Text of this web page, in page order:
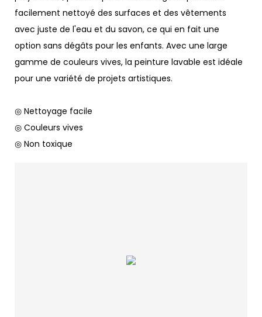
facilement nettoyé des surfaces et des vêtements
avec juste de l'eau et du savon, ce qui en fait une
option sans dégâts pour les enfants. Avec une large
gamme de couleurs vives, la peinture lavable est idéale
pour une variété de projets artistiques.
◎ Nettoyage facile
◎ Couleurs vives
◎ Non toxique